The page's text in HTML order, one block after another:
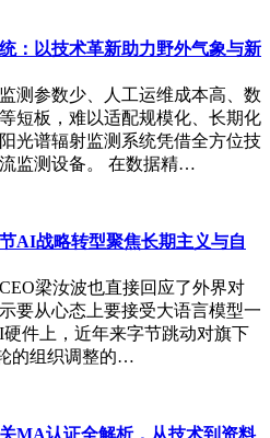
：以技术革新助力野外气象与新
测参数少、人工运维成本高、数
短板，难以适配规模化、长期化
光谱辐射监测系统凭借全方位技
监测设备。 在数据精…
AI战略转型聚焦长期主义与自
梁汝波也直接回应了外界对
要从心态上要接受大语言模型一
件上，近年来字节跳动对旗下
的组织调整的…
MA认证全解析，从技术到资料